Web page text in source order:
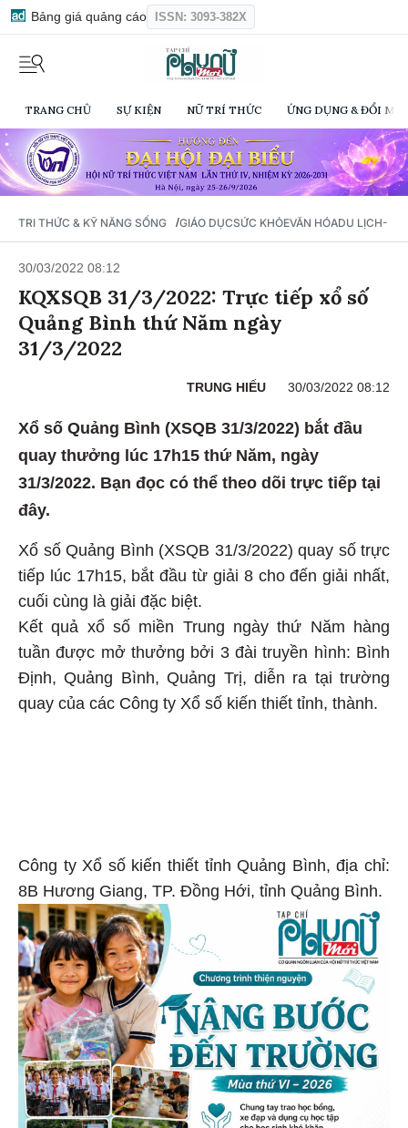
Bảng giá quảng cáo ISSN: 3093-382X
TRANG CHỦ SỰ KIỆN NỮ TRÍ THỨC ỨNG DỤNG & ĐỔI
TRI THỨC & KỸ NĂNG SỐNG /GIÁO DỤCSỨC KHỎEVĂN HÓADU LỊCH-
30/03/2022 08:12
KQXSQB 31/3/2022: Trực tiếp xổ số
Quảng Bình thứ Năm ngày
31/3/2022
TRUNG HIẾU 30/03/2022 08:12
Xổ số Quảng Bình (XSQB 31/3/2022) bắt đầu
quay thưởng lúc 17h15 thứ Năm, ngày
31/3/2022. Bạn đọc có thể theo dõi trực tiếp tại
đây.
Xổ số Quảng Bình (XSQB 31/3/2022) quay số trực
tiếp lúc 17h15, bắt đầu từ giải 8 cho đến giải nhất,
cuối cùng là giải đặc biệt.
Kết quả xổ số miền Trung ngày thứ Năm hàng
tuần được mở thưởng bởi 3 đài truyền hình: Bình
Định, Quảng Bình, Quảng Trị, diễn ra tại trường
quay của các Công ty Xổ số kiến thiết tỉnh, thành.
Công ty Xổ số kiến thiết tỉnh Quảng Bình, địa chỉ:
8B Hương Giang, TP. Đồng Hới, tỉnh Quảng Bình.